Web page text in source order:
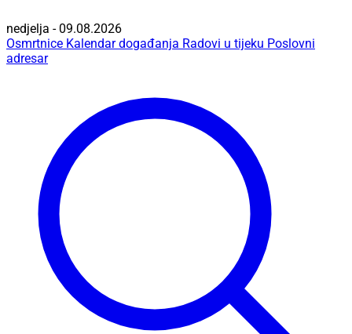
nedjelja - 09.08.2026
Osmrtnice Kalendar događanja Radovi u tijeku Poslovni
adresar